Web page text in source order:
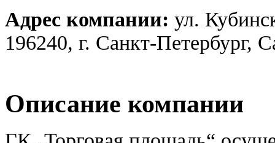
Адрес компании: ул.
196240, г. Санкт-Петербург,
Описание компании